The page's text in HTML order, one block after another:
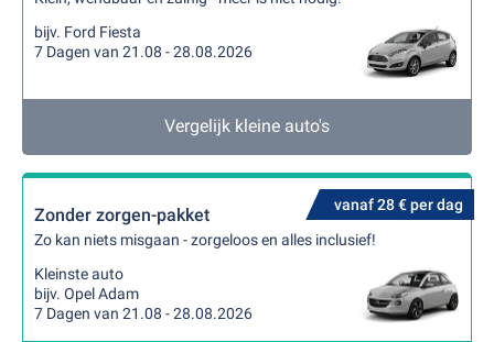
bijv. Ford Fiesta
7 Dagen van 21.08 - 28.08.2026
Vergelijk kleine auto's
vanaf 28 € per dag
Zonder zorgen-pakket
Zo kan niets misgaan - zorgeloos en alles inclusief!
Kleinste auto
bijv. Opel Adam
7 Dagen van 21.08 - 28.08.2026